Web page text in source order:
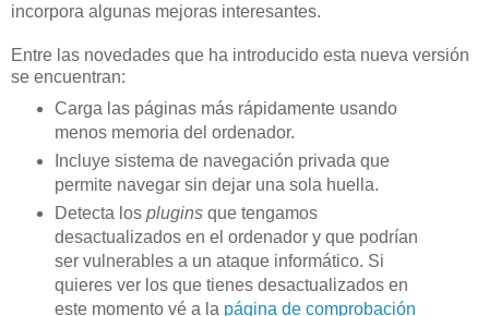
incorpora algunas mejoras interesantes.
Entre las novedades que ha introducido esta nueva versión
se encuentran:
Carga las páginas más rápidamente usando
menos memoria del ordenador.
Incluye sistema de navegación privada que
permite navegar sin dejar una sola huella.
Detecta los plugins que tengamos
desactualizados en el ordenador y que podrían
ser vulnerables a un ataque informático. Si
quieres ver los que tienes desactualizados en
este momento vé a la página de comprobación